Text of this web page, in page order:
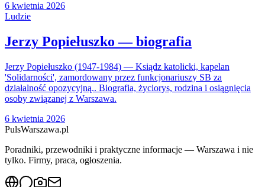
6 kwietnia 2026
Ludzie
Jerzy Popiełuszko — biografia
Jerzy Popiełuszko (1947-1984) — Ksiądz katolicki, kapelan
'Solidarności', zamordowany przez funkcjonariuszy SB za
działalność opozycyjną.. Biografia, życiorys, rodzina i osiągnięcia
osoby związanej z Warszawa.
6 kwietnia 2026
PulsWarszawa.pl
Poradniki, przewodniki i praktyczne informacje — Warszawa i nie
tylko. Firmy, praca, ogłoszenia.